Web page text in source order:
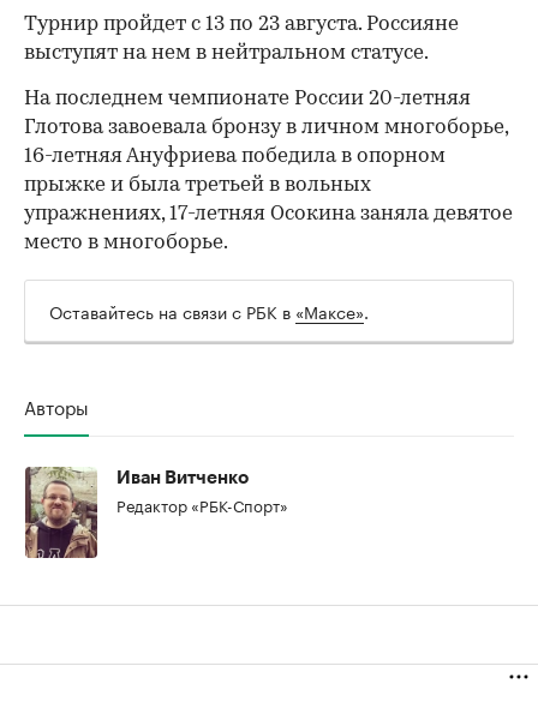
Турнир пройдет с 13 по 23 августа. Россияне
выступят на нем в нейтральном статусе.
На последнем чемпионате России 20-летняя
Глотова завоевала бронзу в личном многоборье,
16-летняя Ануфриева победила в опорном
прыжке и была третьей в вольных
упражнениях, 17-летняя Осокина заняла девятое
место в многоборье.
Оставайтесь на связи с РБК в «Максе».
Авторы
Иван Витченко
Редактор «РБК-Спорт»